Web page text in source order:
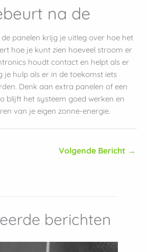
na de
panelen krijg je uitleg over hoe het
hoe je kunt zien hoeveel stroom er
houdt contact en helpt als er
je hulp als er in de toekomst iets
Denk aan extra panelen of een
blijft het systeem goed werken en
van je eigen zonne-energie.
Volgende Bericht →
berichten